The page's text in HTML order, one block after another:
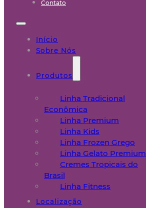
Contato
Início
Sobre Nós
Produtos
Linha Tradicional
Econômica
Linha Premium
Linha Kids
Linha Frozen Grego
Linha Gelato Premium
Cremes Tropicais do
Brasil
Linha Fitness
Localização